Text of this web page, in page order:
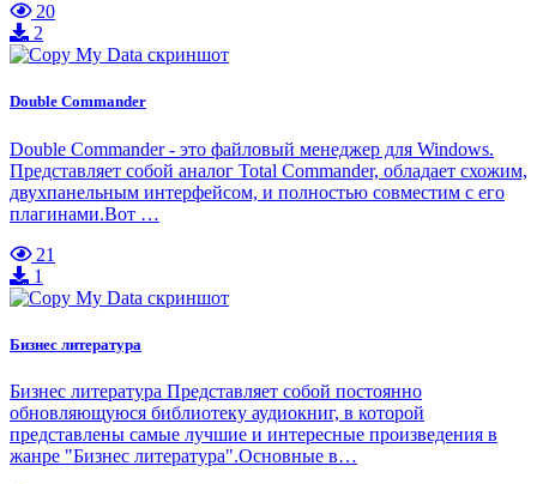
20
2
Double Commander
Double Commander - это файловый менеджер для Windows.
Представляет собой аналог Total Commander, обладает схожим,
двухпанельным интерфейсом, и полностью совместим с его
плагинами.Вот …
21
1
Бизнес литература
Бизнес литература Представляет собой постоянно
обновляющуюся библиотеку аудиокниг, в которой
представлены самые лучшие и интересные произведения в
жанре "Бизнес литература".Основные в…